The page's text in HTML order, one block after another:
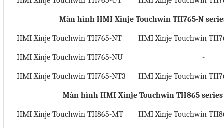
Màn hình HMI Xinje Touchwin TH765-N
HMI Xinje Touchwin TH765-NT HMI Xinje Touchwin
HMI Xinje Touchwin TH765-NU -
HMI Xinje Touchwin TH765-NT3 HMI Xinje Touchwin
Màn hình HMIXinje Touchwin TH865 series
HMI Xinje Touchwin TH865-MT HMI Xinje Touchwin